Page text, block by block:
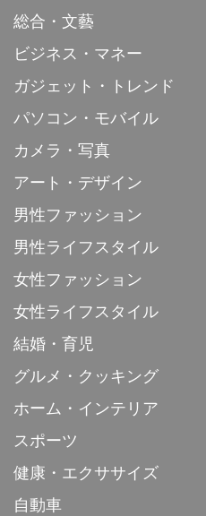
総合・文藝
ビジネス・マネー
ガジェット・トレンド
パソコン・モバイル
カメラ・写真
アート・デザイン
男性ファッション
男性ライフスタイル
女性ファッション
女性ライフスタイル
結婚・育児
グルメ・クッキング
ホーム・インテリア
スポーツ
健康・エクササイズ
自動車